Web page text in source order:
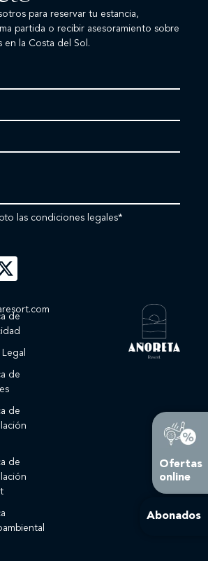
para reservar tu estancia,
partida o recibir asesoramiento sobre
en la Costa del Sol.
las condiciones legales*
de
de
de
de
Ofertas
online
Abonados